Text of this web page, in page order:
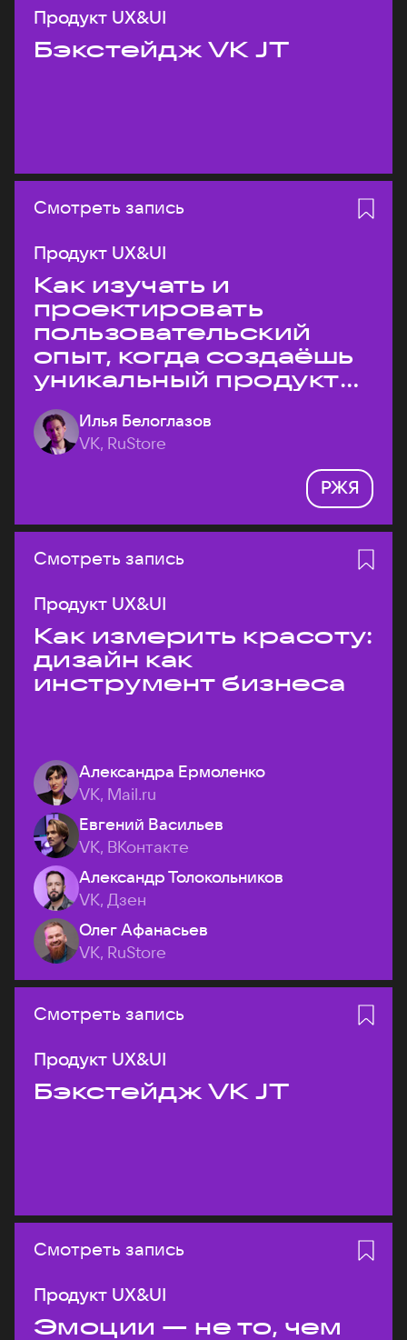
Продукт UX&UI
Бэкстейдж VK JT
Смотреть запись
Продукт UX&UI
Как изучать и
проектировать
пользовательский
опыт, когда создаёшь
уникальный продукт
на рынке?
Илья Белоглазов
VK, RuStore
РЖЯ
Смотреть запись
Продукт UX&UI
Как измерить красоту:
дизайн как
инструмент бизнеса
Александра Ермоленко
VK, Mail.ru
Евгений Васильев
VK, ВКонтакте
Александр Толокольников
VK, Дзен
Олег Афанасьев
VK, RuStore
Смотреть запись
Продукт UX&UI
Бэкстейдж VK JT
Смотреть запись
Продукт UX&UI
Эмоции — не то, чем